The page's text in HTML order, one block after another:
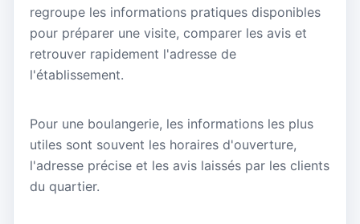
regroupe les informations pratiques disponibles
pour préparer une visite, comparer les avis et
retrouver rapidement l'adresse de
l'établissement.
Pour une boulangerie, les informations les plus
utiles sont souvent les horaires d'ouverture,
l'adresse précise et les avis laissés par les clients
du quartier.